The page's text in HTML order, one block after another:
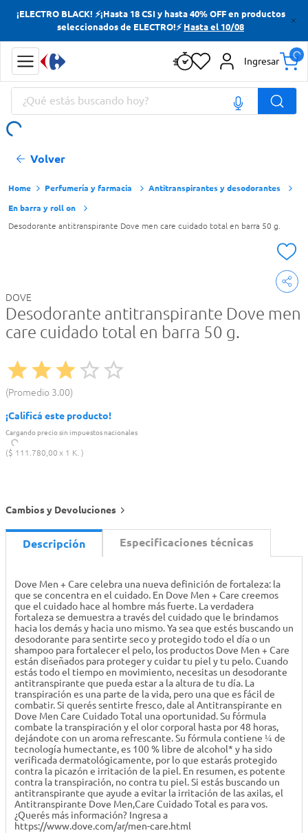
¡ELECTRO BLACK! ⚡¡Hasta 18 CSI y hasta 40% OFF en productos
seleccionados de ELECTRO!⚡ Hasta el 10/08
Ingresar
¿Qué estás buscando hoy?
Volver
Perfumería y farmacia
Antitranspirantes y desodorantes
En barra y roll on
Desodorante antitranspirante Dove men care cuidado total en barra 50 g.
DOVE
Desodorante antitranspirante Dove men
care cuidado total en barra 50 g.
Promedio 3.00
¡Calificá este producto!
Cargando precio sin impuestos nacionales
$ 111 .780,00 1 K.
Cambios y Devoluciones
Descripción Especificaciones técnicas
Dove Men + Care celebra una nueva definición de fortaleza: la
que se concentra en el cuidado. En Dove Men + Care creemos
que el cuidado hace al hombre más fuerte. La verdadera
fortaleza se demuestra a través del cuidado que le brindamos
hacia los demás y hacia uno mismo. Ya sea que estés buscando un
desodorante para sentirte seco y protegido todo el día o un
shampoo para fortalecer el pelo, los productos Dove Men + Care
están diseñados para proteger y cuidar tu piel y tu pelo. Cuando
estás todo el tiempo en movimiento, necesitas un desodorante
antitranspirante que pueda estar a la altura de tu día. La
transpiración es una parte de la vida, pero una que es fácil de
combatir. Si querés sentirte fresco, dale al Antitranspirante en
Dove Men Care Cuidado Total una oportunidad. Su fórmula
combate la transpiración y el olor corporal hasta por 48 horas,
dejándote con un aroma refrescante. Su fórmula contiene ¼ de
tecnología humectante, es 100 % libre de alcohol* y ha sido
verificada dermatológicamente, por lo que estarás protegido
contra la picazón e irritación de la piel. En resumen, es potente
contra la transpiración, no contra tu piel. Si estás buscando un
antitranspirante que ayude a evitar la irritación de las axilas, el
Antitranspirante Dove Men,Care Cuidado Total es para vos.
¿Querés más información? Ingresa a
https://www.dove.com/ar/men-care.html
Yerba
Cerveza
Doves
Términos más buscados
Yerba
Cerveza
Doves
Jabon Tocador